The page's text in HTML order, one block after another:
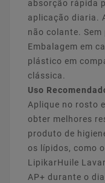
absorção rápida
aplicação diaria.
não colante. Sem
Embalagem em
plástico em
clássica.
Uso
Aplique no rosto
obter melhores
produto de
os lípidos, como
LipikarHuile
AP+ durante o